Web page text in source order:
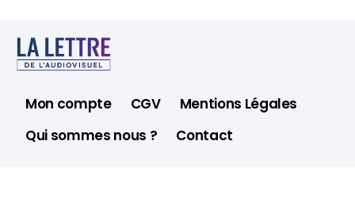
Mon compte CGV
Mentions Légales
Qui sommes nous ?
Contact